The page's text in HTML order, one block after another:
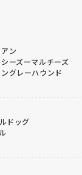
ン
シーズーマルチーズ
グレーハウンド
ドッグ